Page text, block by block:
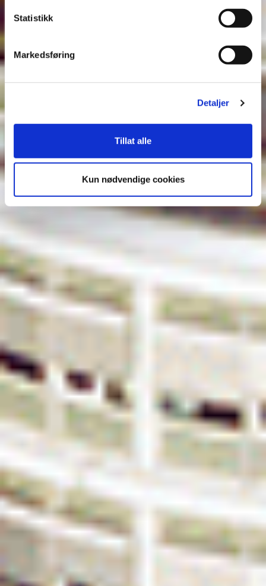
Statistikk
Markedsføring
Detaljer
Tillat alle
Kun nødvendige cookies